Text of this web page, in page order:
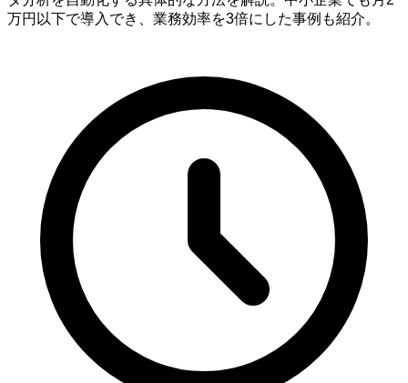
万円以下で導入でき、業務効率を3倍にした事例も紹介。